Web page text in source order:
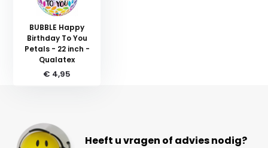
BUBBLE Happy
Birthday To You
Petals - 22 inch -
Qualatex
€ 4,95
Heeft u vragen of advies nodig?